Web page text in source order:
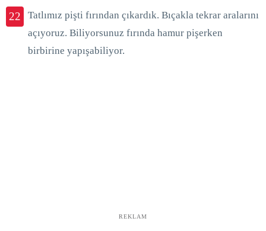
22
Tatlımız pişti fırından çıkardık. Bıçakla tekrar aralarını
açıyoruz. Biliyorsunuz fırında hamur pişerken
birbirine yapışabiliyor.
REKLAM